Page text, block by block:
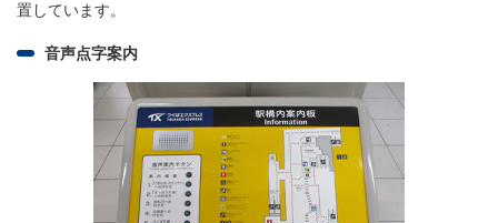
置しています。
音声点字案内